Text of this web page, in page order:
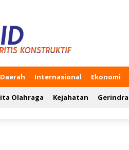
Daerah Internasional Ekonomi
Olahraga Kejahatan Gerindra